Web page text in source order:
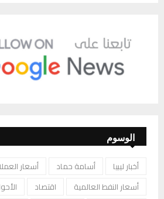
الوسوم
أخبار ليبيا أسامة حماد أسعار
أسعار النفط العالمية
اقتصاد